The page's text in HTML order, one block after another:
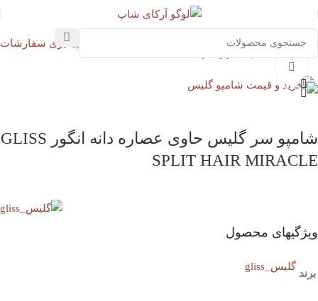
پیگیری سفارشات
استحمام شامپو سر
شامپو سر گلیس حاوی عصاره دانه انگور GLISS
SPLIT HAIR MIRACLE
ویژگیهای محصول
برند
گلیس_gliss